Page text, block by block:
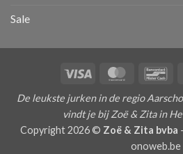
Sale
Visa MasterCard
De leukste jurken in de regio
vindt je bij Zoë & Zita in
Copyright 2026 © Zoë & Zita bvba -
onoweb.be